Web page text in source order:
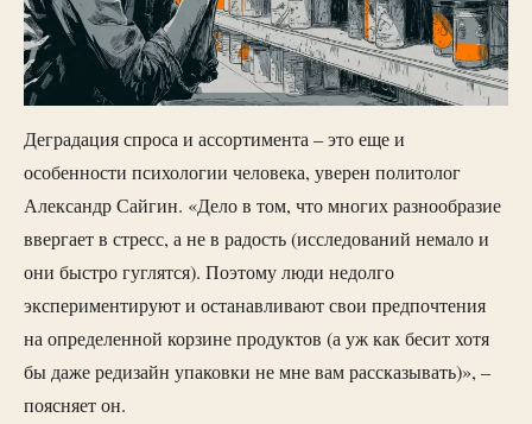
Деградация спроса и ассортимента – это еще и
особенности психологии человека, уверен политолог
Александр Сайгин. «Дело в том, что многих разнообразие
ввергает в стресс, а не в радость (исследований немало и
они быстро гуглятся). Поэтому люди недолго
экспериментируют и останавливают свои предпочтения
на определенной корзине продуктов (а уж как бесит хотя
бы даже редизайн упаковки не мне вам рассказывать)», –
поясняет он.